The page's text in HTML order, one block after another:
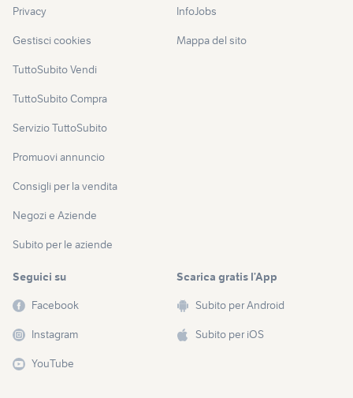
Privacy
Gestisci cookies
TuttoSubito Vendi
TuttoSubito Compra
Servizio TuttoSubito
Promuovi annuncio
Consigli per la vendita
Negozi e Aziende
Subito per le aziende
InfoJobs
Mappa del sito
Seguici su
Facebook
Instagram
YouTube
Scarica gratis l’App
Subito per Android
Subito per iOS